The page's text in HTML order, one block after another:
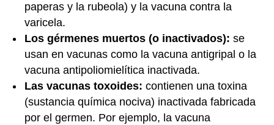
paperas y la rubeola) y la vacuna contra la
varicela.
Los gérmenes muertos (o inactivados): se
usan en vacunas como la vacuna antigripal o la
vacuna antipoliomielítica inactivada.
Las vacunas toxoides: contienen una toxina
(sustancia química nociva) inactivada fabricada
por el germen. Por ejemplo, la vacuna